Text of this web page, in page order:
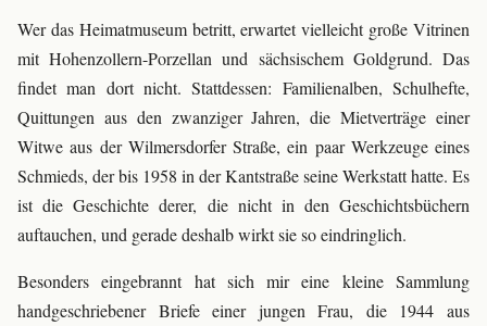
Wer das Heimatmuseum betritt, erwartet vielleicht große Vitrinen
mit Hohenzollern-Porzellan und sächsischem Goldgrund. Das
findet man dort nicht. Stattdessen: Familienalben, Schulhefte,
Quittungen aus den zwanziger Jahren, die Mietverträge einer
Witwe aus der Wilmersdorfer Straße, ein paar Werkzeuge eines
Schmieds, der bis 1958 in der Kantstraße seine Werkstatt hatte. Es
ist die Geschichte derer, die nicht in den Geschichtsbüchern
auftauchen, und gerade deshalb wirkt sie so eindringlich.
Besonders eingebrannt hat sich mir eine kleine Sammlung
handgeschriebener Briefe einer jungen Frau, die 1944 aus